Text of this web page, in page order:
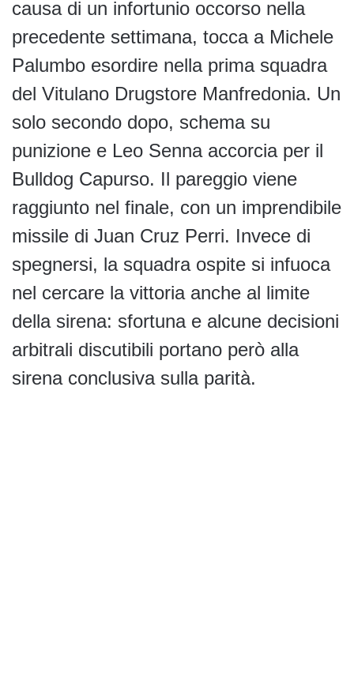
causa di un infortunio occorso nella
precedente settimana, tocca a Michele
Palumbo esordire nella prima squadra
del Vitulano Drugstore Manfredonia. Un
solo secondo dopo, schema su
punizione e Leo Senna accorcia per il
Bulldog Capurso. Il pareggio viene
raggiunto nel finale, con un imprendibile
missile di Juan Cruz Perri. Invece di
spegnersi, la squadra ospite si infuoca
nel cercare la vittoria anche al limite
della sirena: sfortuna e alcune decisioni
arbitrali discutibili portano però alla
sirena conclusiva sulla parità.